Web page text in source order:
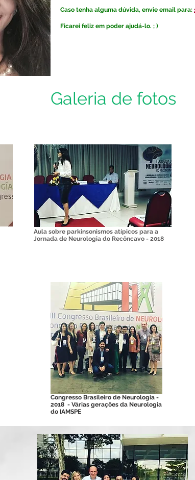
Caso tenha alguma dúvida, envie email para:
Ficarei feliz em poder ajudá-lo. ; )
Galeria de fotos
Aula sobre parkinsonismos atípicos para a
Jornada de Neurologia do Recôncavo - 2018
Congresso Brasileiro de Neurologia -
2018 - Várias gerações da Neurologia
do IAMSPE